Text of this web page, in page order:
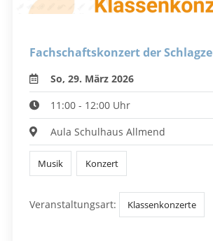
Fachschaftskonzert der
So, 29. März 2026
11:00 - 12:00 Uhr
Aula Schulhaus Allmend
Musik Konzert
Veranstaltungsart: Klassenkonzerte